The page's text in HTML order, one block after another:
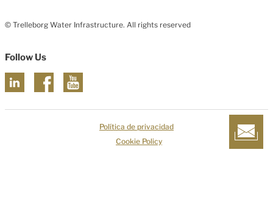
© Trelleborg Water Infrastructure. All rights reserved
Follow Us
Política de privacidad
Cookie Policy